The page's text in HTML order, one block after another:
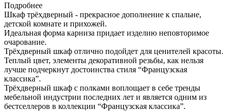
Подробнее
Шкаф трёхдверный - прекрасное дополнение к спальне,
детской комнате и прихожей.
Идеальная форма карниза придает изделию неповторимое
очарование.
Трёхдверный шкаф отлично подойдет для ценителей красоты.
Теплый цвет, элементы декоративной резьбы, как нельзя
лучше подчеркнут достоинства стиля “Французская
классика”.
Трёхдверный шкаф с полками воплощает в себе тренды
мебельной индустрии последних лет и является одним из
бестселлеров в коллекции “Французская классика”.